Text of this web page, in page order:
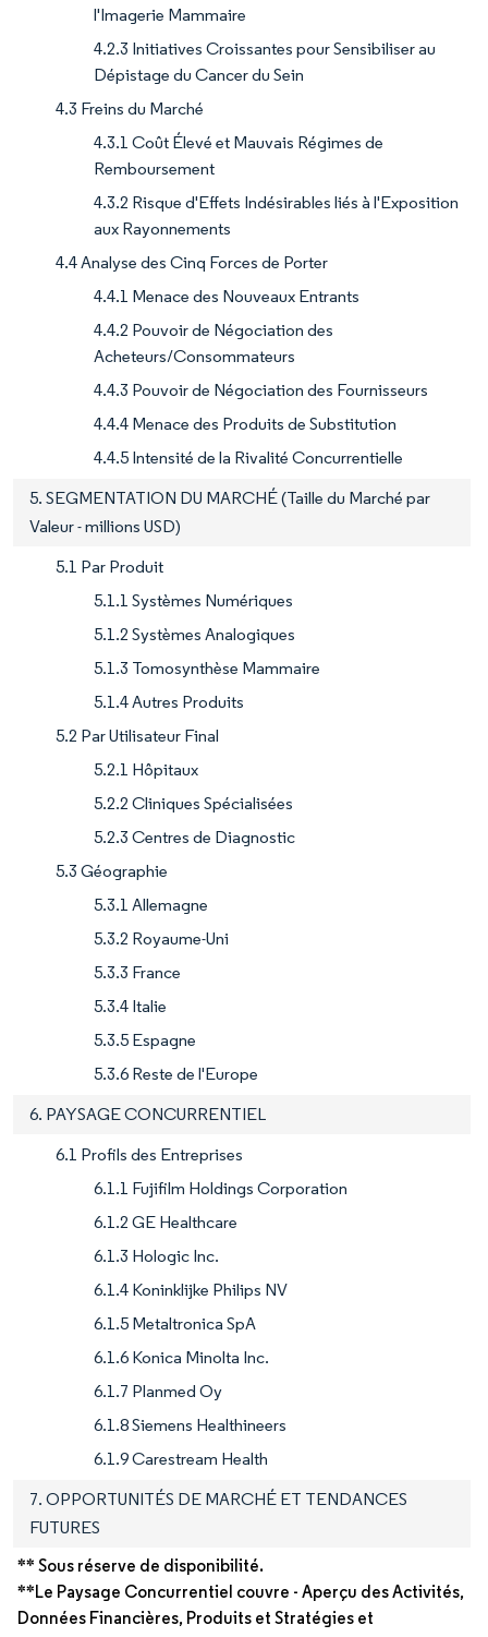
l'Imagerie Mammaire
4.2.3 Initiatives Croissantes pour Sensibiliser au
Dépistage du Cancer du Sein
4.3 Freins du Marché
4.3.1 Coût Élevé et Mauvais Régimes de
Remboursement
4.3.2 Risque d'Effets Indésirables liés à l'Exposition
aux Rayonnements
4.4 Analyse des Cinq Forces de Porter
4.4.1 Menace des Nouveaux Entrants
4.4.2 Pouvoir de Négociation des
Acheteurs/Consommateurs
4.4.3 Pouvoir de Négociation des Fournisseurs
4.4.4 Menace des Produits de Substitution
4.4.5 Intensité de la Rivalité Concurrentielle
5. SEGMENTATION DU MARCHÉ (Taille du Marché par
Valeur - millions USD)
5.1 Par Produit
5.1.1 Systèmes Numériques
5.1.2 Systèmes Analogiques
5.1.3 Tomosynthèse Mammaire
5.1.4 Autres Produits
5.2 Par Utilisateur Final
5.2.1 Hôpitaux
5.2.2 Cliniques Spécialisées
5.2.3 Centres de Diagnostic
5.3 Géographie
5.3.1 Allemagne
5.3.2 Royaume-Uni
5.3.3 France
5.3.4 Italie
5.3.5 Espagne
5.3.6 Reste de l'Europe
6. PAYSAGE CONCURRENTIEL
6.1 Profils des Entreprises
6.1.1 Fujifilm Holdings Corporation
6.1.2 GE Healthcare
6.1.3 Hologic Inc.
6.1.4 Koninklijke Philips NV
6.1.5 Metaltronica SpA
6.1.6 Konica Minolta Inc.
6.1.7 Planmed Oy
6.1.8 Siemens Healthineers
6.1.9 Carestream Health
7. OPPORTUNITÉS DE MARCHÉ ET TENDANCES
FUTURES
** Sous réserve de disponibilité.
**Le Paysage Concurrentiel couvre - Aperçu des Activités,
Données Financières, Produits et Stratégies et